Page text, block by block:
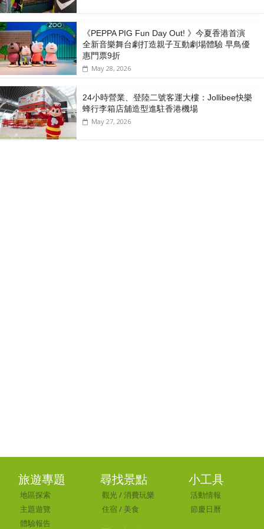
《PEPPA PIG Fun Day Out! 》今夏香港首演
全新音樂舞台劇打造親子互動劇場體驗 早鳥優
惠門票9折
May 28, 2026
24小時營業、登陸二號客運大樓：Jollibee快樂
蜂行李箱店舖造型進駐香港機場
May 27, 2026
旅遊專題
地區探索
主題遊覽
體驗報告
尋找景點
觀光 /消費玩樂
住宿 / 美食
小工具
活動情報
節慶日曆